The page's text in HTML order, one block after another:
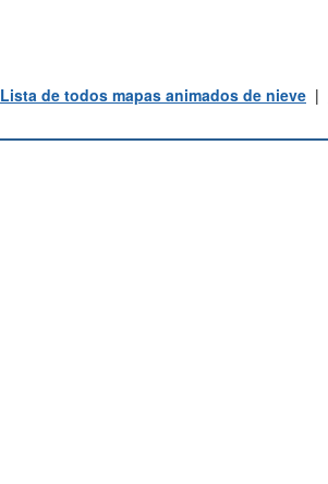
Lista de todos mapas animados de nieve |